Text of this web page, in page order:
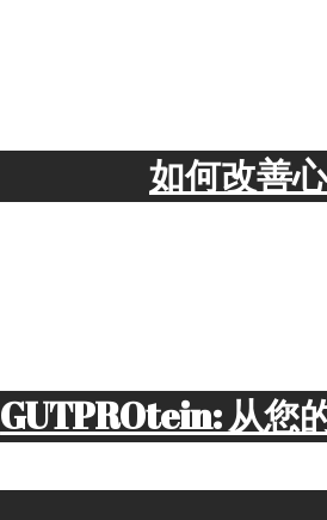
如何改善
GUTPROtein: 从您